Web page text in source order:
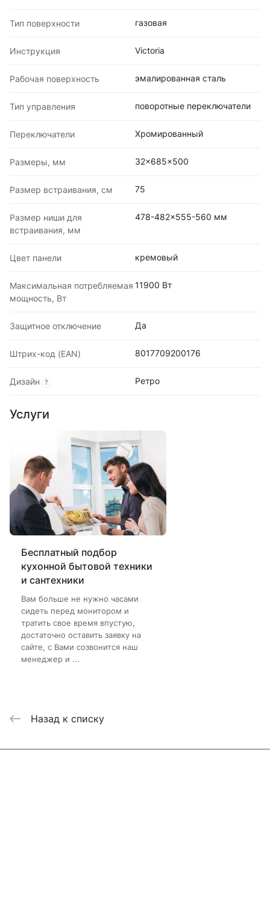
Тип поверхности газовая
Инструкция Victoria
Рабочая поверхность эмалированная сталь
Тип управления поворотные переключатели
Переключатели Хромированный
Размеры, мм 32x685x500
Размер встраивания, см 75
Размер ниши для
встраивания, мм
478-482x555-560 мм
Цвет панели кремовый
Максимальная потребляемая
мощность, Вт
11900 Вт
Защитное отключение Да
Штрих-код (EAN) 8017709200176
Дизайн ? Ретро
Услуги
Бесплатный подбор
кухонной бытовой техники
и сантехники
Вам больше не нужно часами
сидеть перед монитором и
тратить свое время впустую,
достаточно оставить заявку на
сайте, с Вами созвонится наш
менеджер и ...
Назад к списку